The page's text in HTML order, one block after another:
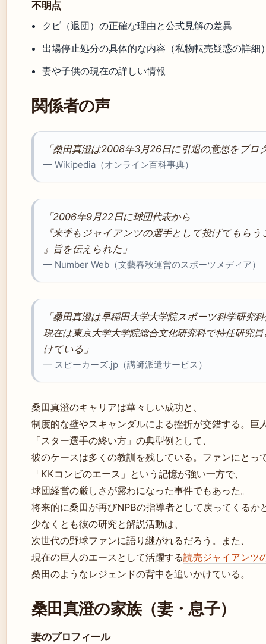
不明点
クビ（退団）の正確な理由と公式見解の差異
出場停止処分の具体的な内容（私物転売疑惑の詳細
妻や子供の現在の詳しい情報
関係者の声
「桑田真澄は2008年3月26日に引退の意思をブロ
— Wikipedia（オンライン百科事典）
「2006年9月22日に球団代表から
『来季もジャイアンツの選手として投げてもら
』旨を伝えられた」
— Number Web（文藝春秋運営のスポーツメディア）
「桑田真澄は早稲田大学大学院スポーツ科学研究
現在は東京大学大学院総合文化研究科で特任研究
けている」
— スピーカーズ.jp（講師派遣サービス）
桑田真澄のキャリアは華々しい成功と、
制度的な壁やスキャンダルによる挫折が交錯する。巨
「スター選手の終い方」の典型例として、
彼のケースは多くの教訓を残している。ファンにとっ
「KKコンビのエース」という記憶が強い一方で、
球団経営の厳しさが露わになった事件でもあった。
将来的に桑田が再びNPBの指導者として戻ってくるか
少なくとも彼の研究と解説活動は、
次世代の野球ファンに語り継がれるだろう。また、
現在の巨人のエースとして活躍する読売ジャイアンツ
桑田のようなレジェンドの背中を追いかけている。
桑田真澄の家族（妻・息子）
妻のプロフィール